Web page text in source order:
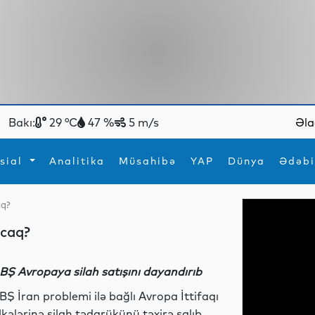
Bakı: 29 °C 47 % 5 m/s
Analitika Müsahibə YAP Dünya
İdman
Avropaya silah satışını dayandırıb
İran problemi ilə bağlı Avropa İttifaqı